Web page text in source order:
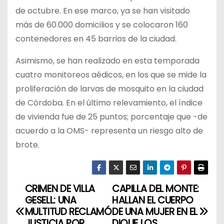
de octubre. En ese marco, ya se han visitado
más de 60.000 domicilios y se colocaron 160
contenedores en 45 barrios de la ciudad.
Asimismo, se han realizado en esta temporada
cuatro monitoreos aédicos, en los que se mide la
proliferación de larvas de mosquito en la ciudad
de Córdoba. En el último relevamiento, el índice
de vivienda fue de 25 puntos; porcentaje que -de
acuerdo a la OMS- representa un riesgo alto de
brote.
N
a
CAPILLA DEL MONTE:
HALLAN EL CUERPO
DE UNA MUJER EN EL
CRIMEN DE VILLA
GESELL: UNA
MULTITUD RECLAMÓ